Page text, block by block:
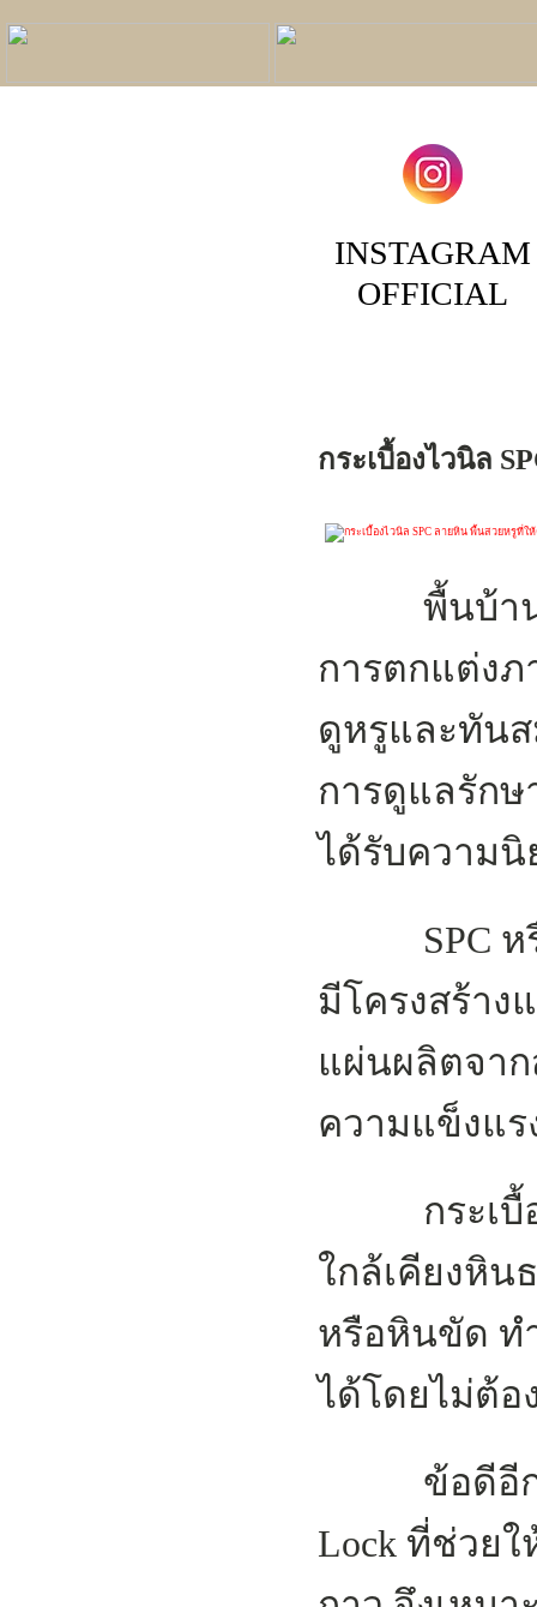
INSTAGRAM
OFFICIAL
กระเบื้องไวนิล
พื้นบ้านเป็
การตกแต่ง
ดูหรูและทัน
การดูแลรักษ
ได้รับความนิ
SPC หรือ
มีโครงสร้าง
แผ่นผลิตจา
ความแข็งแ
กระเบื้อง
ใกล้เคียงหิน
หรือหินขัด ท
ได้โดยไม่ต้อ
ข้อดีอีกอย่
Lock ที่ช่วย